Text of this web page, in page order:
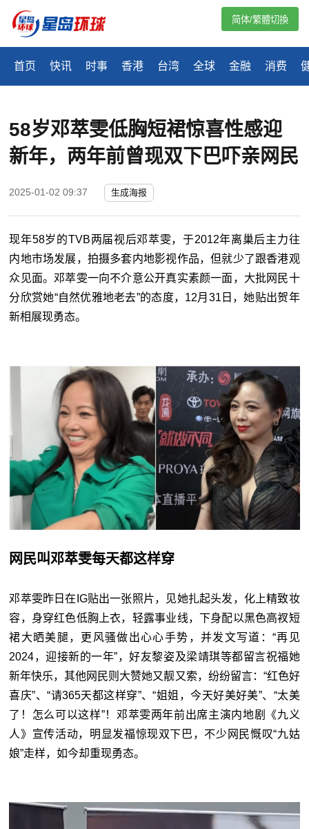
首页 快讯 时事 香港 台湾 全球 金融 消费
简体/繁體切換
58岁邓萃雯低胸短裙惊喜性感迎
新年，两年前曾现双下巴吓亲网民
2025-01-02 09:37 生成海报
现年58岁的TVB两届视后邓萃雯，于2012年离巢后主力往
内地市场发展，拍摄多套内地影视作品，但就少了跟香港观
众见面。邓萃雯一向不介意公开真实素颜一面，大批网民十
分欣赏她“自然优雅地老去”的态度，12月31日，她贴出贺年
新相展现勇态。
网民叫邓萃雯每天都这样穿
邓萃雯昨日在IG贴出一张照片，见她扎起头发，化上精致妆
容，身穿红色低胸上衣，轻露事业线，下身配以黑色高衩短
裙大晒美腿，更风骚做出心心手势，并发文写道：“再见
2024，迎接新的一年”，好友黎姿及梁靖琪等都留言祝福她
新年快乐，其他网民则大赞她又靓又索，纷纷留言：“红色好
喜庆”、“请365天都这样穿”、“姐姐，今天好美好美”、“太美
了！怎么可以这样”！邓萃雯两年前出席主演内地剧《九义
人》宣传活动，明显发福惊现双下巴，不少网民慨叹“九姑
娘”走样，如今却重现勇态。